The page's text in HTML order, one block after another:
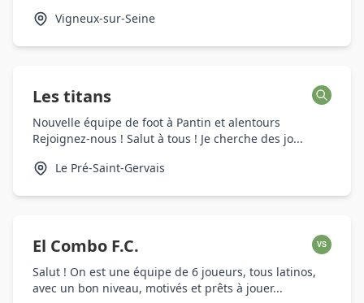
Vigneux-sur-Seine
Les titans
Nouvelle équipe de foot à Pantin et alentours
Rejoignez-nous ! Salut à tous ! Je cherche des jo...
Le Pré-Saint-Gervais
El Combo F.C. VS
Salut ! On est une équipe de 6 joueurs, tous latinos,
avec un bon niveau, motivés et prêts à jouer...